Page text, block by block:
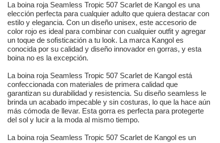
La boina roja Seamless Tropic 507 Scarlet de Kangol es una
elección perfecta para cualquier adulto que quiera destacar con
estilo y elegancia. Con un diseño unisex, este accesorio de
color rojo es ideal para combinar con cualquier outfit y agregar
un toque de sofisticación a tu look. La marca Kangol es
conocida por su calidad y diseño innovador en gorras, y esta
boina no es la excepción.
La boina roja Seamless Tropic 507 Scarlet de Kangol está
confeccionada con materiales de primera calidad que
garantizan su durabilidad y resistencia. Su diseño seamless le
brinda un acabado impecable y sin costuras, lo que la hace aún
más cómoda de llevar. Esta gorra es perfecta para protegerte
del sol y lucir a la moda al mismo tiempo.
La boina roja Seamless Tropic 507 Scarlet de Kangol es un